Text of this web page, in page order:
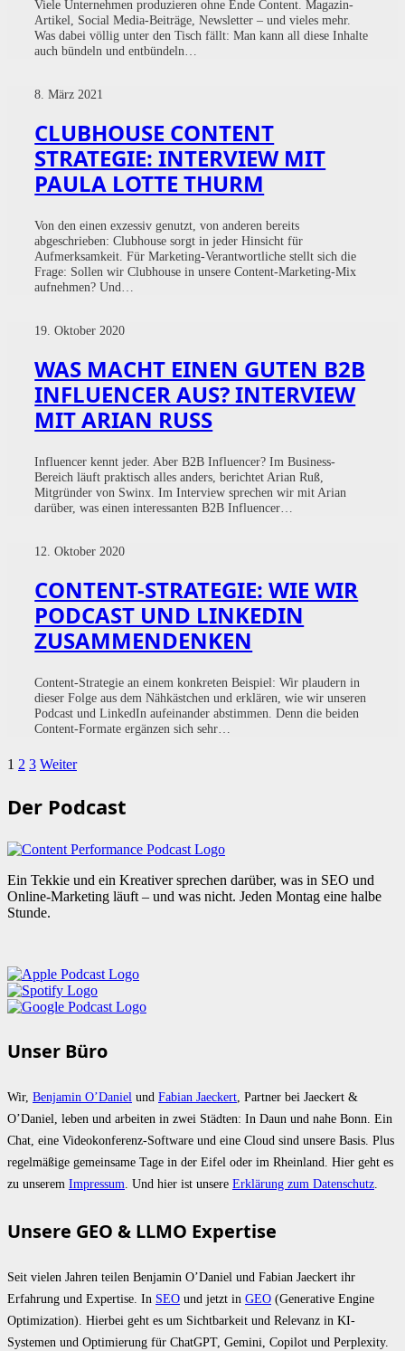
Viele Unternehmen produzieren ohne Ende Content. Magazin-
Artikel, Social Media-Beiträge, Newsletter – und vieles mehr.
Was dabei völlig unter den Tisch fällt: Man kann all diese Inhalte
auch bündeln und entbündeln…
8. März 2021
CLUBHOUSE CONTENT
STRATEGIE: INTERVIEW MIT
PAULA LOTTE THURM
Von den einen exzessiv genutzt, von anderen bereits
abgeschrieben: Clubhouse sorgt in jeder Hinsicht für
Aufmerksamkeit. Für Marketing-Verantwortliche stellt sich die
Frage: Sollen wir Clubhouse in unsere Content-Marketing-Mix
aufnehmen? Und…
19. Oktober 2020
WAS MACHT EINEN GUTEN B2B
INFLUENCER AUS? INTERVIEW
MIT ARIAN RUSS
Influencer kennt jeder. Aber B2B Influencer? Im Business-
Bereich läuft praktisch alles anders, berichtet Arian Ruß,
Mitgründer von Swinx. Im Interview sprechen wir mit Arian
darüber, was einen interessanten B2B Influencer…
12. Oktober 2020
CONTENT-STRATEGIE: WIE WIR
PODCAST UND LINKEDIN
ZUSAMMENDENKEN
Content-Strategie an einem konkreten Beispiel: Wir plaudern in
dieser Folge aus dem Nähkästchen und erklären, wie wir unseren
Podcast und LinkedIn aufeinander abstimmen. Denn die beiden
Content-Formate ergänzen sich sehr…
1 2 3 Weiter
Der Podcast
Ein Tekkie und ein Kreativer sprechen darüber, was in SEO und
Online-Marketing läuft – und was nicht. Jeden Montag eine halbe
Stunde.
Unser Büro
Wir, Benjamin O’Daniel und Fabian Jaeckert, Partner bei Jaeckert &
O’Daniel, leben und arbeiten in zwei Städten: In Daun und nahe Bonn. Ein
Chat, eine Videokonferenz-Software und eine Cloud sind unsere Basis. Plus
regelmäßige gemeinsame Tage in der Eifel oder im Rheinland. Hier geht es
zu unserem Impressum. Und hier ist unsere Erklärung zum Datenschutz.
Unsere GEO & LLMO Expertise
Seit vielen Jahren teilen Benjamin O’Daniel und Fabian Jaeckert ihr
Erfahrung und Expertise. In SEO und jetzt in GEO (Generative Engine
Optimization). Hierbei geht es um Sichtbarkeit und Relevanz in KI-
Systemen und Optimierung für ChatGPT, Gemini, Copilot und Perplexity.